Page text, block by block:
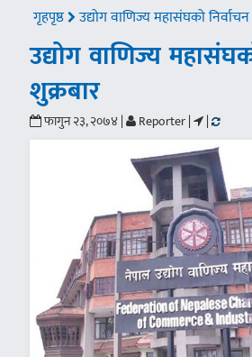
गृहपृष्ठ उद्योग वाणिज्य महासंघको
उद्योग वाणिज्य
शुक्रबार
फागुन २३, २०७४ | Reporter | |